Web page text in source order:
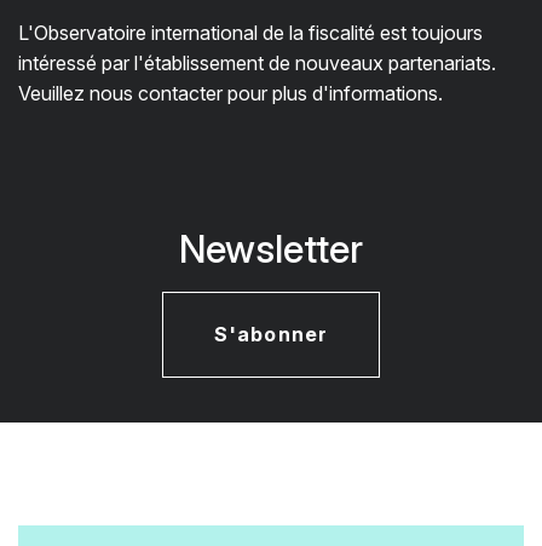
L'Observatoire international de la fiscalité est toujours
intéressé par l'établissement de nouveaux partenariats.
Veuillez nous contacter pour plus d'informations.
Newsletter
S'abonner